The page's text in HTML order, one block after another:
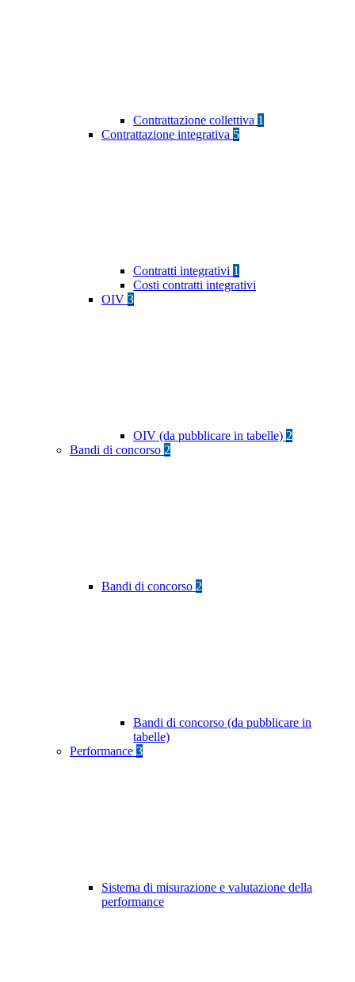
Contrattazione collettiva 1
Contrattazione integrativa 5
Contratti integrativi 1
Costi contratti integrativi
OIV 3
OIV (da pubblicare in tabelle) 2
Bandi di concorso 2
Bandi di concorso 2
Bandi di concorso (da pubblicare in
tabelle)
Performance 3
Sistema di misurazione e valutazione della
performance